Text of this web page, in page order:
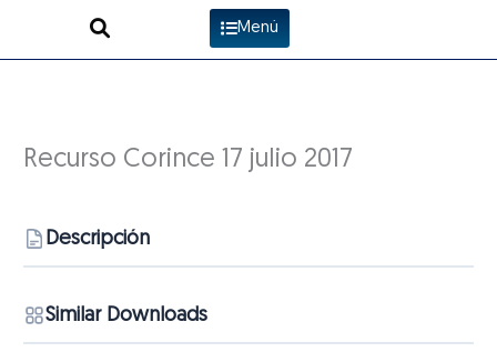
Menú
Recurso Corince 17 julio 2017
Descripción
Similar Downloads